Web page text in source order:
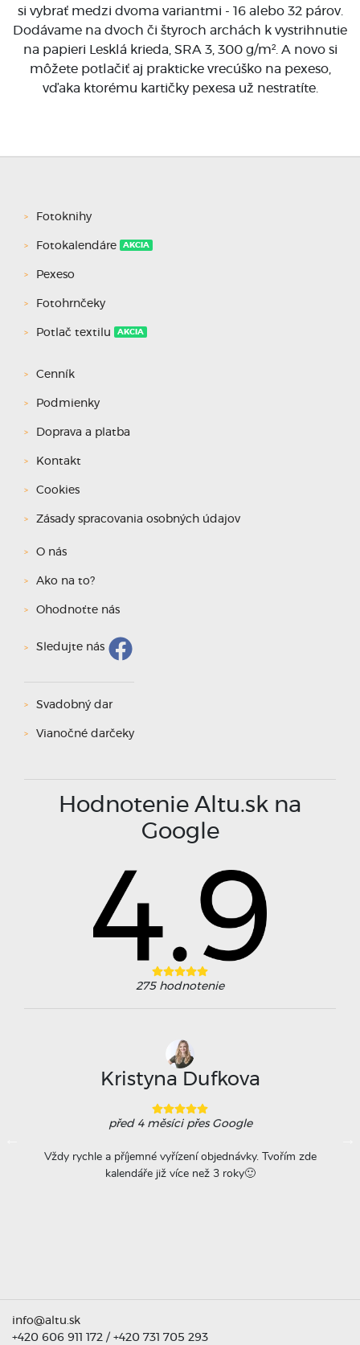
si vybrať medzi dvoma variantmi - 16 alebo 32 párov.
Dodávame na dvoch či štyroch archách k vystrihnutie
na papieri Lesklá krieda, SRA 3, 300 g/m². A novo si
môžete potlačiť aj prakticke vrecúško na pexeso,
vďaka ktorému kartičky pexesa už nestratíte.
Fotoknihy
Fotokalendáre AKCIA
Pexeso
Fotohrnčeky
Potlač textilu AKCIA
Cenník
Podmienky
Doprava a platba
Kontakt
Cookies
Zásady spracovania osobných údajov
O nás
Ako na to?
Ohodnoťte nás
Sledujte nás
Svadobný dar
Vianočné darčeky
Hodnotenie Altu.sk na
Google
275 hodnotenie
Kristyna Dufkova
před 4 měsícipřes Google
Vždy rychle a příjemné vyřízení objednávky. Tvořím zde
kalendáře již více než 3 roky🙂
info@altu.sk
+420 606 911 172 / +420 731 705 293